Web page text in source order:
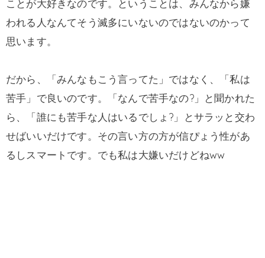
ことが大好きなのです。ということは、みんなから嫌
われる人なんてそう滅多にいないのではないのかって
思います。
だから、「みんなもこう言ってた」ではなく、「私は
苦手」で良いのです。「なんで苦手なの?」と聞かれた
ら、「誰にも苦手な人はいるでしょ?」とサラッと交わ
せばいいだけです。その言い方の方が信ぴょう性があ
るしスマートです。でも私は大嫌いだけどねww